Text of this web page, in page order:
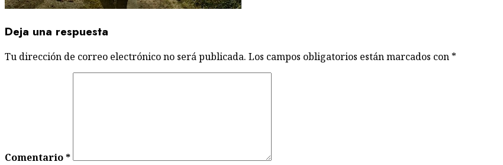
Deja una respuesta
Tu dirección de correo electrónico no será publicada. Los campos obligatorios están marcados con *
Comentario*